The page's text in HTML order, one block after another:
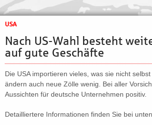
USA
Nach US-Wahl besteht
auf gute Geschäfte
Die USA importieren vieles, was sie nicht
ändern auch neue Zölle wenig. Bei aller
Aussichten für deutsche Unternehmen positiv.
Detailliertere Informationen finden Sie bei